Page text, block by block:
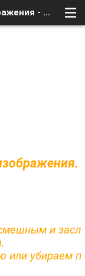
Прикольное видео, аудио и изображения - Форум
и засл
или убираем п